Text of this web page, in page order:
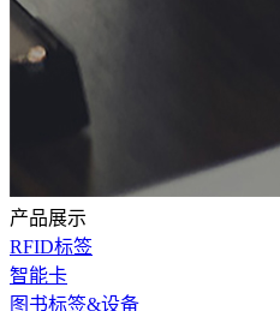
产品展示
RFID标签
智能卡
图书标签&设备